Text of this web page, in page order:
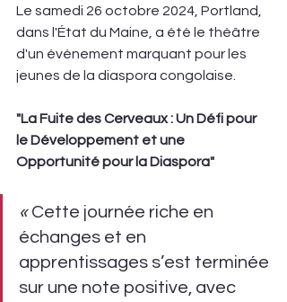
Le samedi 26 octobre 2024, Portland,
dans l'État du Maine, a été le théâtre
d'un événement marquant pour les
jeunes de la diaspora congolaise.
"La Fuite des Cerveaux : Un Défi pour
le Développement et une
Opportunité pour la Diaspora"
« Cette journée riche en
échanges et en
apprentissages s’est terminée
sur une note positive, avec